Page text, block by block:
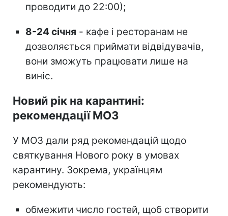
проводити до 22:00);
8-24 січня - кафе і ресторанам не
дозволяється приймати відвідувачів,
вони зможуть працювати лише на
виніс.
Новий рік на карантині:
рекомендації МОЗ
У МОЗ дали ряд рекомендацій щодо
святкування Нового року в умовах
карантину. Зокрема, українцям
рекомендують:
обмежити число гостей, щоб створити